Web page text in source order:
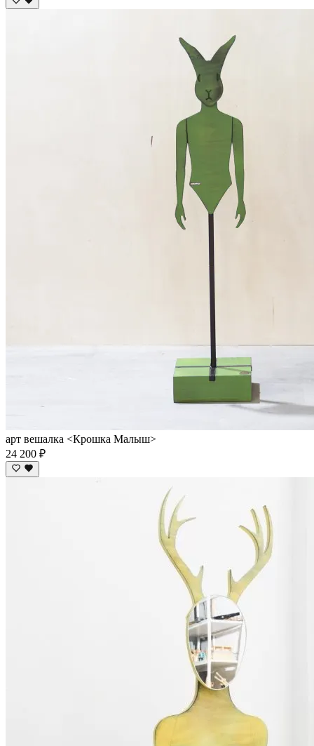
арт вешалка <Крошка Малыш>
24 200 ₽